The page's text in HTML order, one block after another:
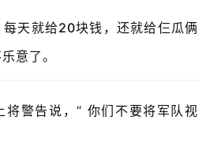
天就给20块钱，还就给仨瓜俩
意了。
将警告说，“ 你们不要将军队视